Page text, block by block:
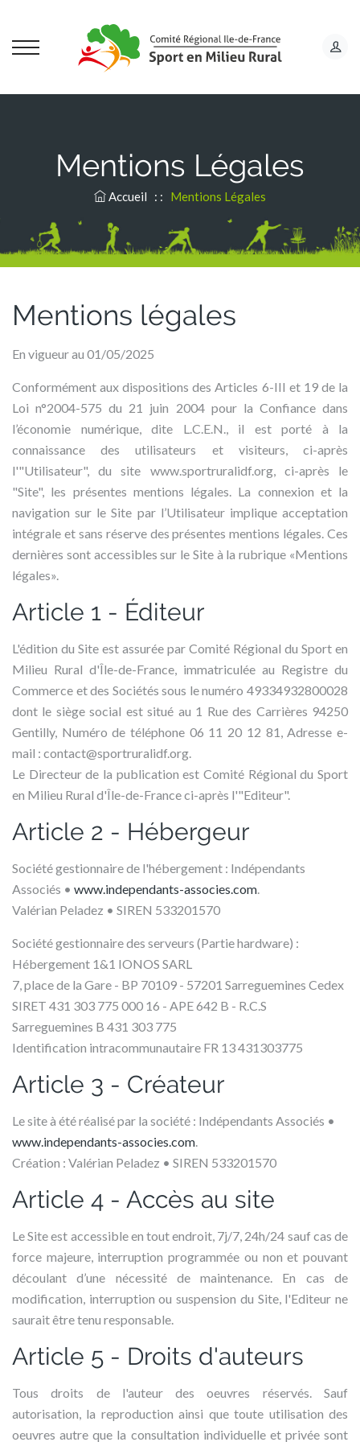
Mentions Légales
Accueil : : Mentions Légales
Mentions légales
En vigueur au 01/05/2025
Conformément aux dispositions des Articles 6-III et 19 de la
Loi n°2004-575 du 21 juin 2004 pour la Confiance dans
l’économie numérique, dite L.C.E.N., il est porté à la
connaissance des utilisateurs et visiteurs, ci-après
l'"Utilisateur", du site www.sportruralidf.org, ci-après le
"Site", les présentes mentions légales. La connexion et la
navigation sur le Site par l’Utilisateur implique acceptation
intégrale et sans réserve des présentes mentions légales. Ces
dernières sont accessibles sur le Site à la rubrique «Mentions
légales».
Article 1 - Éditeur
L'édition du Site est assurée par Comité Régional du Sport en
Milieu Rural d'Île-de-France, immatriculée au Registre du
Commerce et des Sociétés sous le numéro 49334932800028
dont le siège social est situé au 1 Rue des Carrières 94250
Gentilly, Numéro de téléphone 06 11 20 12 81, Adresse e-
mail : contact@sportruralidf.org.
Le Directeur de la publication est Comité Régional du Sport
en Milieu Rural d'Île-de-France ci-après l'"Editeur".
Article 2 - Hébergeur
Société gestionnaire de l'hébergement : Indépendants
Associés • www.independants-associes.com.
Valérian Peladez • SIREN 533201570
Société gestionnaire des serveurs (Partie hardware) :
Hébergement 1&1 IONOS SARL
7, place de la Gare - BP 70109 - 57201 Sarreguemines Cedex
SIRET 431 303 775 000 16 - APE 642 B - R.C.S
Sarreguemines B 431 303 775
Identification intracommunautaire FR 13 431303775
Article 3 - Créateur
Le site à été réalisé par la société : Indépendants Associés •
www.independants-associes.com.
Création : Valérian Peladez • SIREN 533201570
Article 4 - Accès au site
Le Site est accessible en tout endroit, 7j/7, 24h/24 sauf cas de
force majeure, interruption programmée ou non et pouvant
découlant d’une nécessité de maintenance. En cas de
modification, interruption ou suspension du Site, l'Editeur ne
saurait être tenu responsable.
Article 5 - Droits d'auteurs
Tous droits de l'auteur des oeuvres réservés. Sauf
autorisation, la reproduction ainsi que toute utilisation des
oeuvres autre que la consultation individuelle et privée sont